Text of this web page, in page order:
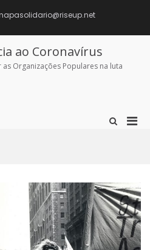
ao Coronavírus
Organizações Populares na luta
Show